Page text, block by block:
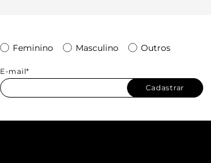
Feminino Masculino Outros
E-mail*
Cadastrar